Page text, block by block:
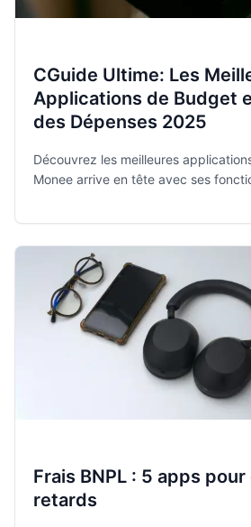
CGuide Ultime: Les
Applications de Budget
des Dépenses 2025
Découvrez les meilleures
Monee arrive en tête avec ses
Frais BNPL : 5 apps
retards